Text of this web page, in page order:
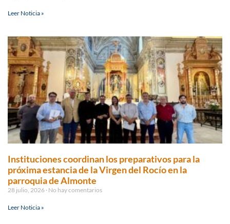
Leer Noticia »
Instituciones coordinan los preparativos para la
próxima estancia de la Virgen del Rocío en la
parroquia de Almonte
28 julio, 2026 No hay comentarios
Leer Noticia »